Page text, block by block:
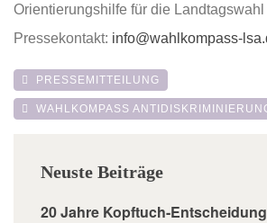
Orientierungshilfe für die Landtagswahl
Pressekontakt: info@wahlkompass-
PRESSEMITTEILUNG
WAHLKOMPASS
Neuste Beiträge
20 Jahre Kopftuch-